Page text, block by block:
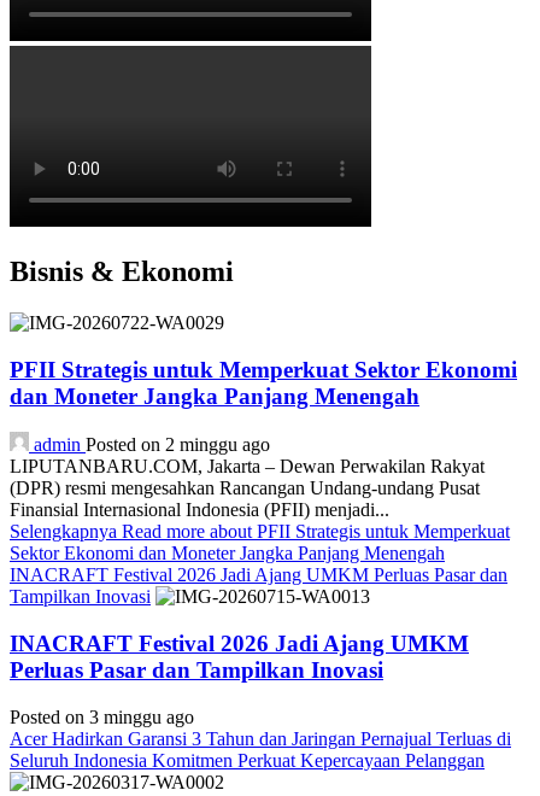
Bisnis & Ekonomi
PFII Strategis untuk Memperkuat Sektor Ekonomi
dan Moneter Jangka Panjang Menengah
admin Posted on 2 minggu ago
LIPUTANBARU.COM, Jakarta – Dewan Perwakilan Rakyat
(DPR) resmi mengesahkan Rancangan Undang-undang Pusat
Finansial Internasional Indonesia (PFII) menjadi...
Selengkapnya Read more about PFII Strategis untuk Memperkuat
Sektor Ekonomi dan Moneter Jangka Panjang Menengah
INACRAFT Festival 2026 Jadi Ajang UMKM Perluas Pasar dan
Tampilkan Inovasi
INACRAFT Festival 2026 Jadi Ajang UMKM
Perluas Pasar dan Tampilkan Inovasi
Posted on 3 minggu ago
Acer Hadirkan Garansi 3 Tahun dan Jaringan Pernajual Terluas di
Seluruh Indonesia Komitmen Perkuat Kepercayaan Pelanggan